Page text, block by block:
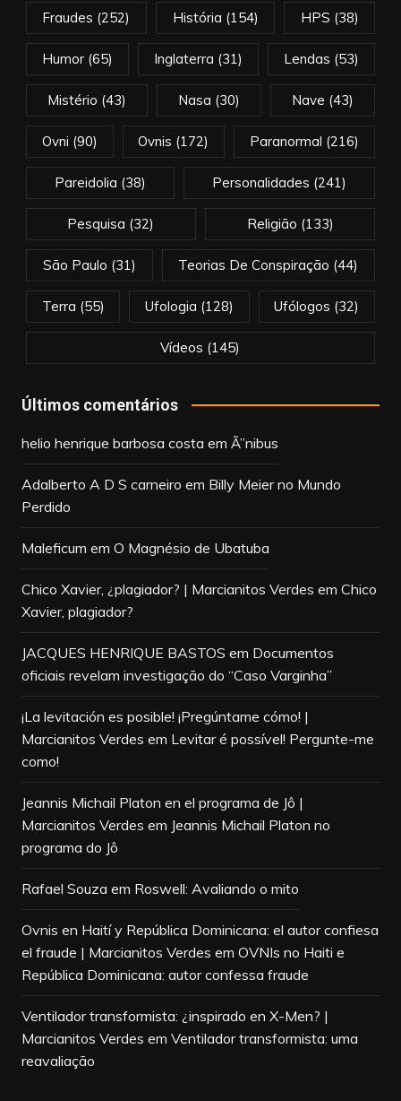
Fraudes (252) História (154) HPS (38)
Humor(65) Inglaterra (31) Lendas (53)
Mistério (43) Nasa (30) Nave (43)
Ovni (90) Ovnis (172) Paranormal (216)
Pareidolia (38) Personalidades (241)
Pesquisa (32) Religião (133)
São Paulo (31) Teorias De Conspiração (44)
Terra (55) Ufologia (128) Ufólogos (32)
Vídeos (145)
Últimos comentários
helio henrique barbosa costa em Ã”nibus
Adalberto A D S carneiro em Billy Meier no Mundo
Perdido
Maleficum em O Magnésio de Ubatuba
Chico Xavier, ¿plagiador? | Marcianitos Verdes em Chico
Xavier, plagiador?
JACQUES HENRIQUE BASTOS em Documentos
oficiais revelam investigação do “Caso Varginha”
¡La levitación es posible! ¡Pregúntame cómo! |
Marcianitos Verdes em Levitar é possível! Pergunte-me
como!
Jeannis Michail Platon en el programa de Jô |
Marcianitos Verdes em Jeannis Michail Platon no
programa do Jô
Rafael Souza em Roswell: Avaliando o mito
Ovnis en Haití y República Dominicana: el autor confiesa
el fraude | Marcianitos Verdes em OVNIs no Haiti e
República Dominicana: autor confessa fraude
Ventilador transformista: ¿inspirado en X-Men? |
Marcianitos Verdes em Ventilador transformista: uma
reavaliação